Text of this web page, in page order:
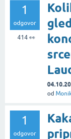
1
odgovor
414👀
od
1
odgovor